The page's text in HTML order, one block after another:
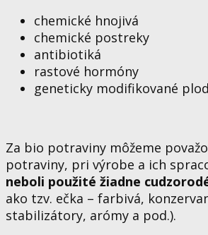
chemické hnojivá
chemické postreky
antibiotiká
rastové hormóny
geneticky modifikované
Za bio potraviny môžeme
potraviny, pri výrobe a ich
neboli použité žiadne
ako tzv. ečka – farbivá,
stabilizátory, arómy a pod.).